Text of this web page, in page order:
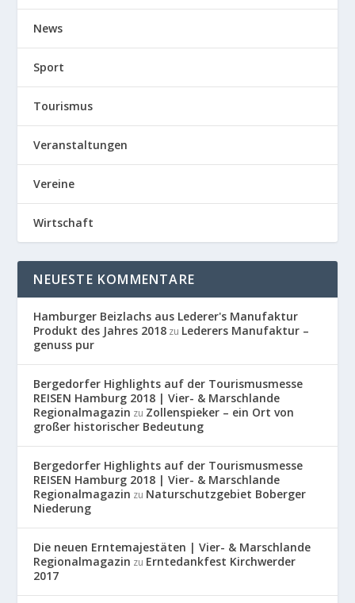
News
Sport
Tourismus
Veranstaltungen
Vereine
Wirtschaft
NEUESTE KOMMENTARE
Hamburger Beizlachs aus Lederer's Manufaktur
Produkt des Jahres 2018 zu Lederers Manufaktur –
genuss pur
Bergedorfer Highlights auf der Tourismusmesse
REISEN Hamburg 2018 | Vier- & Marschlande
Regionalmagazin zu Zollenspieker – ein Ort von
großer historischer Bedeutung
Bergedorfer Highlights auf der Tourismusmesse
REISEN Hamburg 2018 | Vier- & Marschlande
Regionalmagazin zu Naturschutzgebiet Boberger
Niederung
Die neuen Erntemajestäten | Vier- & Marschlande
Regionalmagazin zu Erntedankfest Kirchwerder
2017